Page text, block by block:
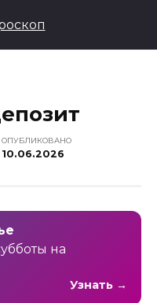
ОПУБЛИКОВАНО
10.06.2026
на
Узнать →